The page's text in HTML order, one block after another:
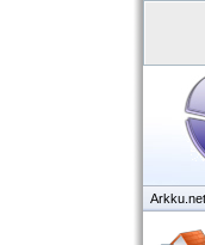
Arkku.net